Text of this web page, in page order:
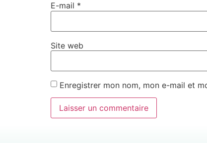
E-mail *
Site web
Enregistrer mon nom, mon e-mail et